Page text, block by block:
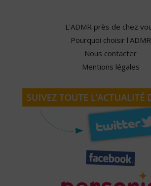
L'ADMR près de chez
Pourquoi choisir l'ADMR
Nous contacter
Mentions légales